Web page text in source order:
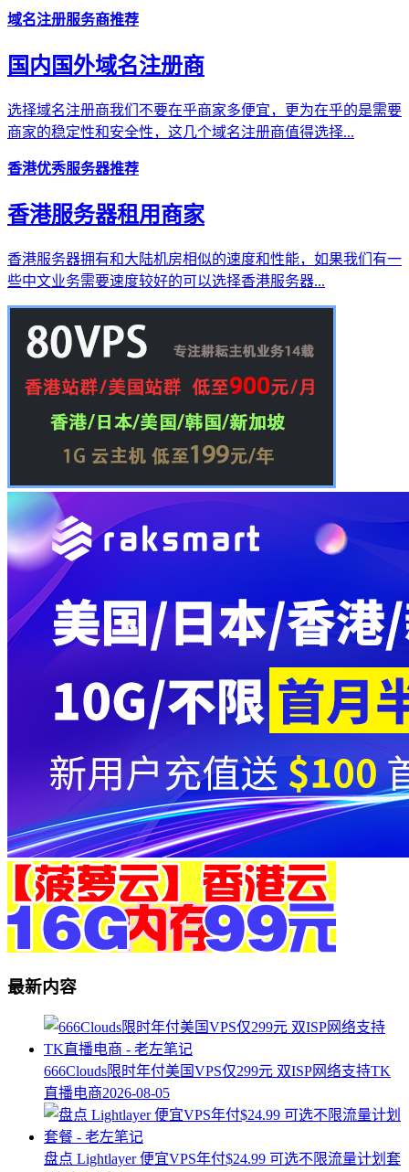
域名注册服务商推荐
国内国外域名注册商
选择域名注册商我们不要在乎商家多便宜，更为在乎的是需要
商家的稳定性和安全性，这几个域名注册商值得选择...
香港优秀服务器推荐
香港服务器租用商家
香港服务器拥有和大陆机房相似的速度和性能，如果我们有一
些中文业务需要速度较好的可以选择香港服务器...
最新内容
666Clouds限时年付美国VPS仅299元 双ISP网络支持TK
直播电商2026-08-05
盘点 Lightlayer 便宜VPS年付$24.99 可选不限流量计划套